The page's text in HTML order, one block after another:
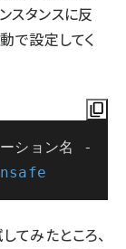
スタンスに反
で設定してく
ション名 -
てみたところ、